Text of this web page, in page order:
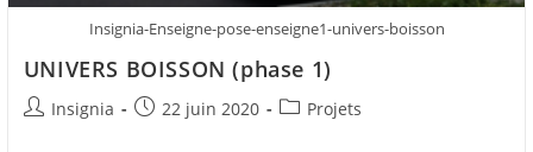
Insignia-Enseigne-pose-enseigne1-univers-boisson
UNIVERS BOISSON (phase 1)
Insignia 22 juin 2020 Projets